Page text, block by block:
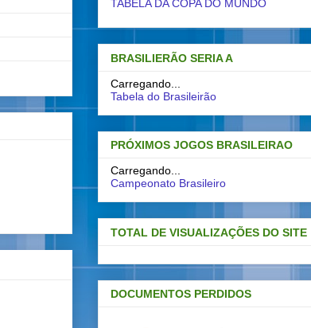
TABELA DA COPA DO MUNDO
BRASILIERÃO SERIA A
Carregando...
Tabela do Brasileirão
PRÓXIMOS JOGOS BRASILEIRAO
Carregando...
Campeonato Brasileiro
TOTAL DE VISUALIZAÇÕES DO SITE
DOCUMENTOS PERDIDOS